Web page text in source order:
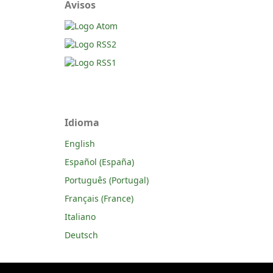
Avisos
Idioma
English
Español (España)
Português (Portugal)
Français (France)
Italiano
Deutsch